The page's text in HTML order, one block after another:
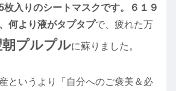
枚入りのシートマスクです。６１９
何より液がタプタプで、疲れた万
朝プルプルに蘇りました。
というより「自分へのご褒美＆必